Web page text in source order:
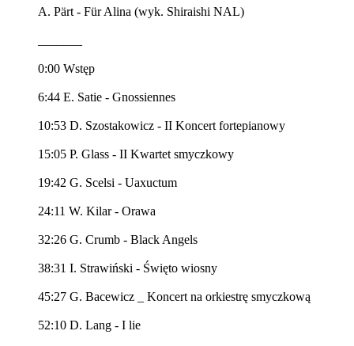
A. Pärt - Für Alina (wyk. Shiraishi NAL)
0:00 Wstęp
6:44 E. Satie - Gnossiennes
10:53 D. Szostakowicz - II Koncert fortepianowy
15:05 P. Glass - II Kwartet smyczkowy
19:42 G. Scelsi - Uaxuctum
24:11 W. Kilar - Orawa
32:26 G. Crumb - Black Angels
38:31 I. Strawiński - Święto wiosny
45:27 G. Bacewicz _ Koncert na orkiestrę smyczkową
52:10 D. Lang - I lie